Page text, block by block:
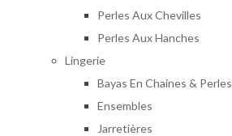
Perles Aux Chevilles
Perles Aux Hanches
Lingerie
Bayas En Chaines & Perles
Ensembles
Jarretières